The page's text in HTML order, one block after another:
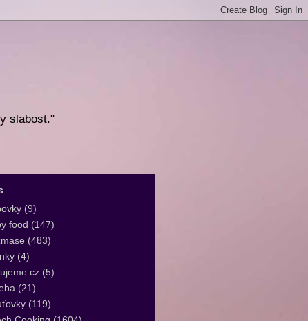
slabost."
(9)
food (147)
(483)
(4)
(5)
(21)
(119)